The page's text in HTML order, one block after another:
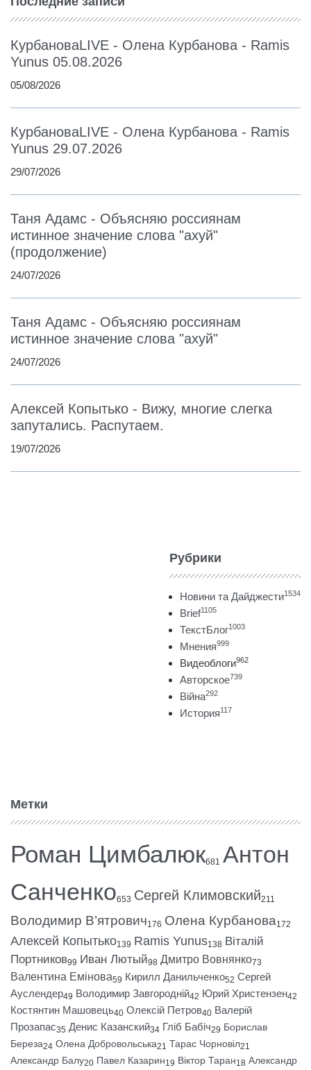
КурбановаLIVE - Олена Курбанова - Ramis
Yunus 05.08.2026
05/08/2026
КурбановаLIVE - Олена Курбанова - Ramis
Yunus 29.07.2026
29/07/2026
Таня Адамс - Объясняю россиянам
истинное значение слова "ахуй"
(продолжение)
24/07/2026
Таня Адамс - Объясняю россиянам
истинное значение слова "ахуй"
24/07/2026
Алексей Копытько - Вижу, многие слегка
запутались. Распутаем.
19/07/2026
Рубрики
Новини та Дайджести1534
Brief1105
ТекстБлог1003
Мнения999
Видеоблоги962
Авторское739
Війна292
История117
Метки
Роман Цимбалюк681 Антон
Санченко653 Сергей Климовский211
Володимир В’ятрович176 Олена Курбанова172
Алексей Копытько139 Ramis Yunus138 Віталій
Портников99 Иван Лютый98 Дмитро Вовнянко73
Валентина Емінова59 Кирилл Данильченко52 Сергей
Ауслендер49 Володимир Завгородній42 Юрий Христензен42
Костянтин Машовець40 Олексій Петров40 Валерій
Прозапас35 Денис Казанский34 Гліб Бабіч29 Борислав
Береза24 Олена Добровольська21 Тарас Чорновіл21
Александр Балу20 Павел Казарин19 Віктор Таран18 Александр